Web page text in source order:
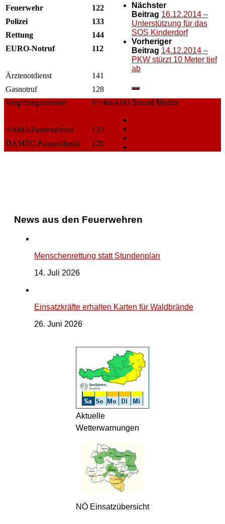
Feuerwehr
122
Polizei
133
Rettung
144
EURO-Notruf
112
Ärztenotdienst
141
Gasnotruf
128
Vergiftungszentrale
01/4064343
ARBÖ-Pannendienst
123
ÖAMTC-Pannendienst
120
Nächster
Beitrag 16.12.2014 –
Unterstützung für das
SOS Kinderdorf
Vorheriger
Beitrag 14.12.2014 –
PKW stürzt 10 Meter tief
ab
Social Media
News aus den Feuerwehren
Menschenrettung statt Stundenplan
14. Juli 2026
Einsatzkräfte erhalten Karten für Waldbrände
26. Juni 2026
Aktuelle
Wetterwarnungen
NÖ Einsatzübersicht